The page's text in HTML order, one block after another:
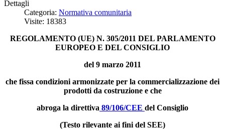
Dettagli
Categoria: Normativa comunitaria
Visite: 18383
REGOLAMENTO (UE) N. 305/2011 DEL PARLAMENTO
EUROPEO E DEL CONSIGLIO
del 9 marzo 2011
che fissa condizioni armonizzate per la commercializzazione dei
prodotti da costruzione e che
abroga la direttiva 89/106/CEE del Consiglio
(Testo rilevante ai fini del SEE)